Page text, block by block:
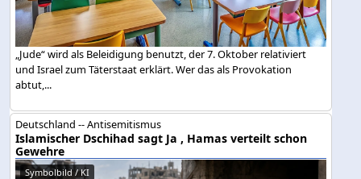
„Jude“ wird als Beleidigung benutzt, der 7. Oktober relativiert
und Israel zum Täterstaat erklärt. Wer das als Provokation
abtut,...
Deutschland -- Antisemitismus
Islamischer Dschihad sagt Ja , Hamas verteilt schon
Gewehre
Symbolbild / KI